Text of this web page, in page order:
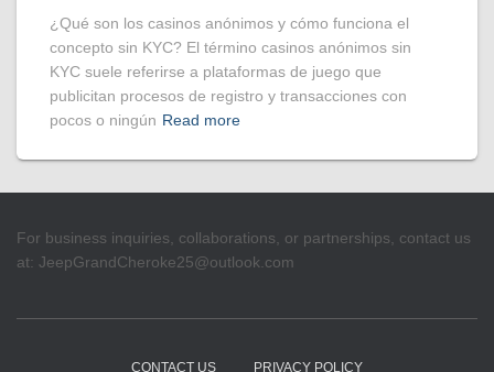
¿Qué son los casinos anónimos y cómo funciona el
concepto sin KYC? El término casinos anónimos sin
KYC suele referirse a plataformas de juego que
publicitan procesos de registro y transacciones con
pocos o ningún Read more
For business inquiries, collaborations, or partnerships, contact us
at: JeepGrandCheroke25@outlook.com
CONTACT US PRIVACY POLICY